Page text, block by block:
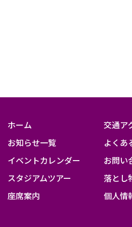
ホーム
お知らせ一覧
イベントカレンダー
スタジアムツアー
座席案内
交通ア
よくあ
お問い
落とし
個人情